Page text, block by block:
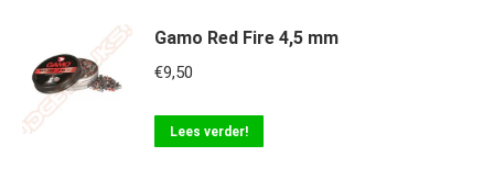
Gamo Red Fire 4,5 mm
€9,50
Lees verder!